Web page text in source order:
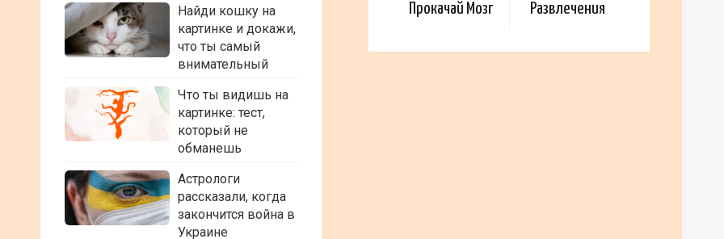
Найди кошку на
картинке и докажи,
что ты самый
внимательный
Что ты видишь на
картинке: тест,
который не
обманешь
Астрологи
рассказали, когда
закончится война в
Украине
Прокачай Мозг Развлечения